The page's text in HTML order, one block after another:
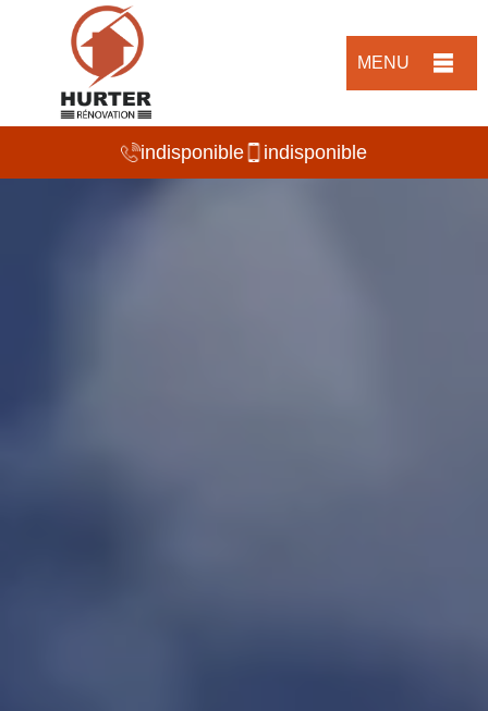
MENU
indisponible indisponible